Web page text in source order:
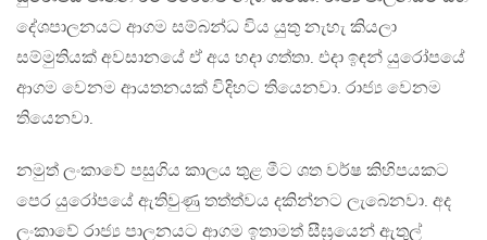
දේශපාලනයට ආගම සම්බන්ධ විය යුතු නැහැ කියලා
සම්මුතියක් අවසානයේ ඒ අය හදා ගත්තා. එදා ඉඳන් යුරෝපයේ
ආගම වෙනම ආයතනයක් විදිහට තියෙනවා. රාජ්‍ය වෙනම
තියෙනවා.
නමුත් ලංකාවේ පසුගිය කාලය තුළ මීට ශත වර්ෂ කිහිපයකට
පෙර යුරෝපයේ ඇතිවුණු තත්ත්වය දකින්නට ලැබෙනවා. අද
ලංකාවේ රාජ්‍ය පාලනයට ආගම ඉතාමත් සීඝ්‍රයෙන් ඇතුල්